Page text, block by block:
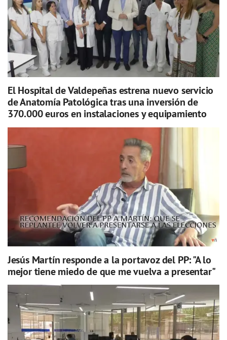
El Hospital de Valdepeñas estrena nuevo servicio
de Anatomía Patológica tras una inversión de
370.000 euros en instalaciones y equipamiento
Jesús Martín responde a la portavoz del PP: "A lo
mejor tiene miedo de que me vuelva a presentar"